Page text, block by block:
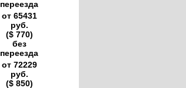
переезда
от 65431
руб.
($ 770)
без
переезда
от 72229
руб.
($ 850)